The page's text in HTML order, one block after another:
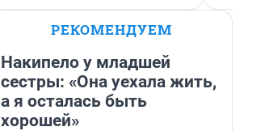
РЕКОМЕНДУЕМ
Накипело у младшей
сестры: «Она уехала жить,
а я осталась быть
хорошей»